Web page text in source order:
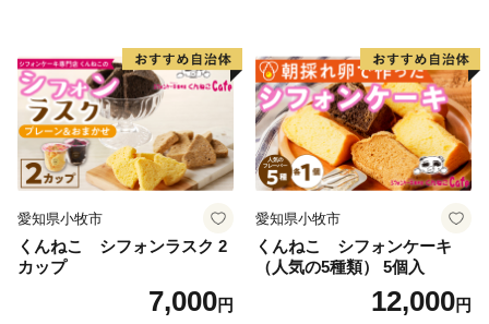
愛知県小牧市
くんねこ シフォンラスク 2
カップ
7,000円
愛知県小牧市
くんねこ シフォンケーキ
（人気の5種類） 5個入
12,000円